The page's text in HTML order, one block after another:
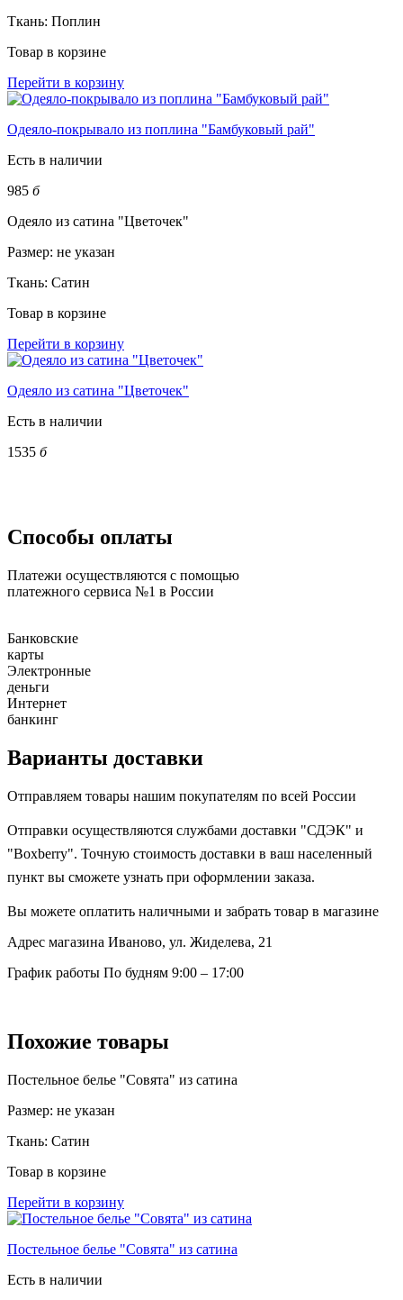
Ткань: Поплин
Товар в корзине
Перейти в корзину
Одеяло-покрывало из поплина "Бамбуковый рай"
Есть в наличии
985 б
Одеяло из сатина "Цветочек"
Размер: не указан
Ткань: Сатин
Товар в корзине
Перейти в корзину
Одеяло из сатина "Цветочек"
Есть в наличии
1535 б
Способы оплаты
Платежи осуществляются с помощью
платежного сервиса №1 в России
Банковские
карты
Электронные
деньги
Интернет
банкинг
Варианты доставки
Отправляем товары нашим покупателям по всей России
Отправки осуществляются службами доставки "СДЭК" и
"Boxberry". Точную стоимость доставки в ваш населенный
пункт вы сможете узнать при оформлении заказа.
Вы можете оплатить наличными и забрать товар в магазине
Адрес магазина Иваново, ул. Жиделева, 21
График работы По будням 9:00 – 17:00
Похожие товары
Постельное белье "Совята" из сатина
Размер: не указан
Ткань: Сатин
Товар в корзине
Перейти в корзину
Постельное белье "Совята" из сатина
Есть в наличии